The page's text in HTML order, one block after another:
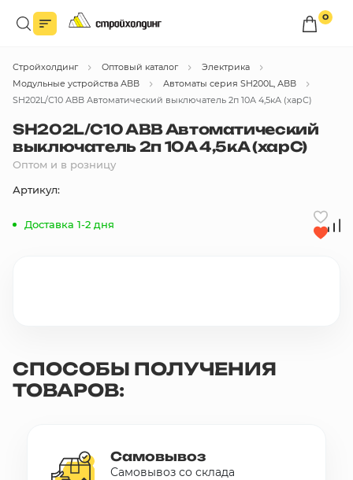
0
Войдите в личный кабинет
Вы сможете оформлять заказыпо оптовым ценам.
Каталог товаров
10 000 ₽
sales@stroyholding.ru
Стройхолдинг Оптовый каталог
Электрика
Модульные устройства АВВ
Автоматы серия SH200L, АВВ
SH202L/С10 АВВ Автоматический выключатель 2п 10А 4,5кА (харС)
SH202L/С10 АВВ Автоматический
выключатель 2п 10А 4,5кА (харС)
Оптом и в розницу
Артикул:
Доставка 1-2 дня
СПОСОБЫ ПОЛУЧЕНИЯ
ТОВАРОВ:
Самовывоз
Самовывоз со склада